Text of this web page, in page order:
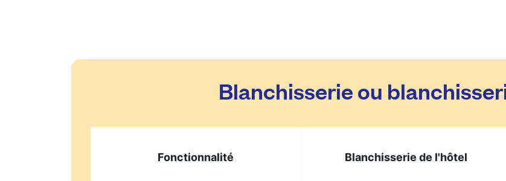
Blanchisserie ou
Fonctionnalité Blanchisserie de l'hôtel